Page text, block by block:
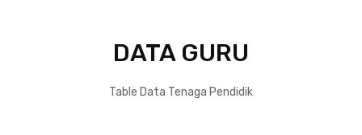
DATA GURU
Table Data Tenaga Pendidik